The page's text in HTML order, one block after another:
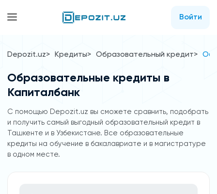
Войти
Depozit.uz Кредиты Образовательный кредит
Образовательные кредиты в
Капиталбанк
C помощью Depozit.uz вы сможете сравнить, подобрать
и получить самый выгодный образовательный кредит в
Ташкенте и в Узбекистане. Все образовательные
кредиты на обучение в бакалавриате и в магистратуре
в одном месте.